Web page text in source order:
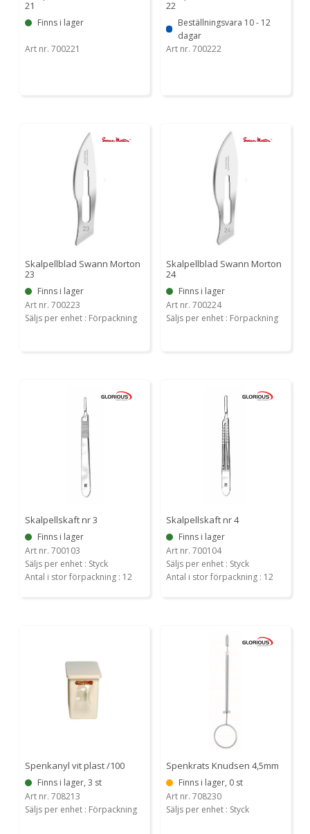
21
Finns i lager
Art nr. 700221
22
Beställningsvara 10 - 12
dagar
Art nr. 700222
Skalpellblad Swann Morton
23
Finns i lager
Art nr. 700223
Säljs per enhet : Förpackning
Skalpellblad Swann Morton
24
Finns i lager
Art nr. 700224
Säljs per enhet : Förpackning
Skalpellskaft nr 3
Finns i lager
Art nr. 700103
Säljs per enhet : Styck
Antal i stor förpackning : 12
Skalpellskaft nr 4
Finns i lager
Art nr. 700104
Säljs per enhet : Styck
Antal i stor förpackning : 12
Spenkanyl vit plast /100
Finns i lager, 3 st
Art nr. 708213
Säljs per enhet : Förpackning
Spenkrats Knudsen 4,5mm
Finns i lager, 0 st
Art nr. 708230
Säljs per enhet : Styck